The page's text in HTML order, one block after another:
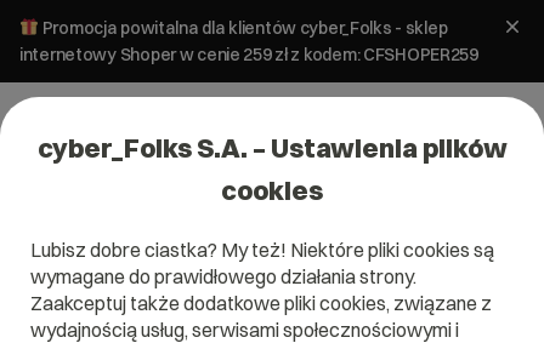
Promocja powitalna dla klientów cyber_Folks - sklep
internetowy Shoper w cenie 259 zł z kodem: CFSHOPER259
cyber_Folks S.A. – Ustawienia plików
cookies
Lubisz dobre ciastka? My też! Niektóre pliki cookies są
wymagane do prawidłowego działania strony.
Zaakceptuj także dodatkowe pliki cookies, związane z
wydajnością usług, serwisami społecznościowymi i